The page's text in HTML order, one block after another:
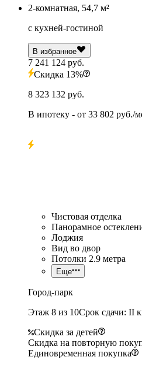
2-комнатная, 54,7 м²
с кухней-гостиной
В избранное
7 241 124 руб.
Скидка 13%
8 323 132 руб.
В ипотеку - от 33 802 руб./
Чистовая отделка
Панорамное
Лоджия
Вид во двор
Потолки 2.9 метра
Еще
Город-парк
Этаж 8 из 10Срок сдачи: II
Скидка за детей
Скидка на повторную
Единовременная покупка